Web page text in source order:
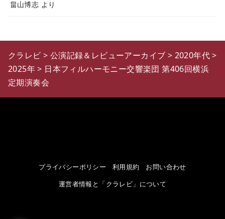
畠山博志 より
クラレビ > 公演記録＆レビューアーカイブ > 2020年代>
2025年> 日本フィルハーモニー交響楽団 第406回横浜
定期演奏会
プライバシーポリシー 利用規約
お問い合わせ
運営者情報と「クラレビ」について